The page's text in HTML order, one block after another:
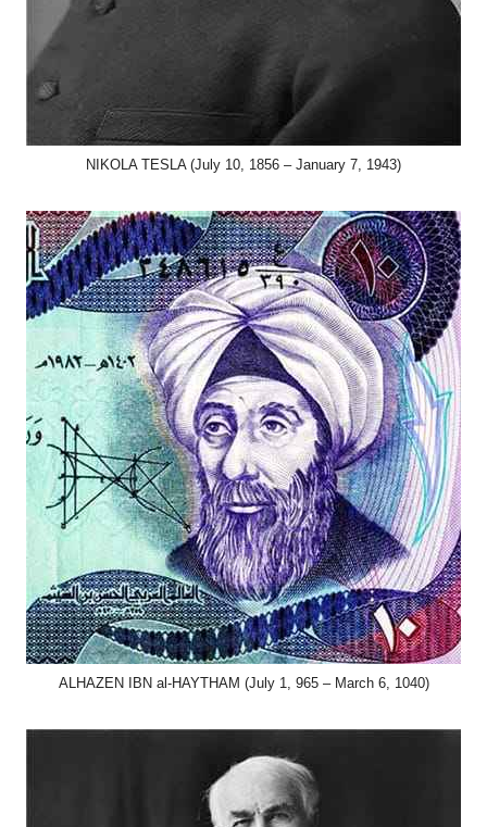
NIKOLA TESLA (July 10, 1856 – January 7, 1943)
ALHAZEN IBN al-HAYTHAM (July 1, 965 – March 6, 1040)